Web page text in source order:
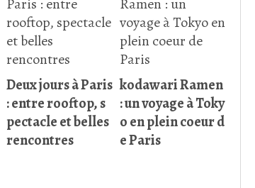
Deux jours à Paris
: entre rooftop, s
pectacle et belles
rencontres
kodawari Ramen
: un voyage à Toky
o en plein coeur d
e Paris